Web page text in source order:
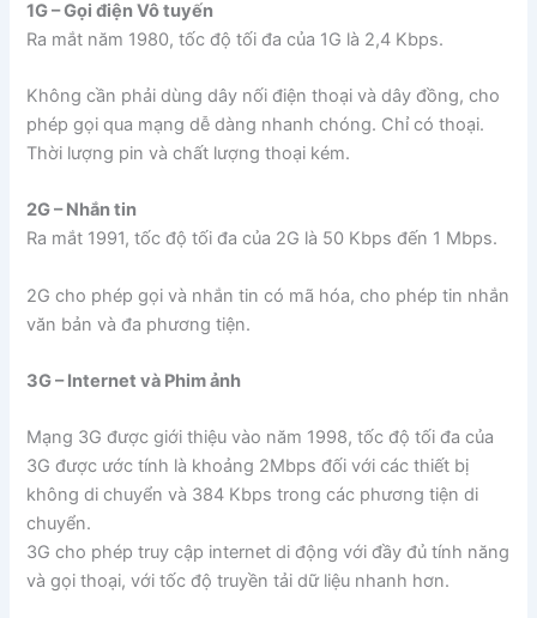
1G – Gọi điện Vô tuyến
Ra mắt năm 1980, tốc độ tối đa của 1G là 2,4 Kbps.
Không cần phải dùng dây nối điện thoại và dây đồng, cho
phép gọi qua mạng dễ dàng nhanh chóng. Chỉ có thoại.
Thời lượng pin và chất lượng thoại kém.
2G – Nhắn tin
Ra mắt 1991, tốc độ tối đa của 2G là 50 Kbps đến 1 Mbps.
2G cho phép gọi và nhắn tin có mã hóa, cho phép tin nhắn
văn bản và đa phương tiện.
3G – Internet và Phim ảnh
Mạng 3G được giới thiệu vào năm 1998, tốc độ tối đa của
3G được ước tính là khoảng 2Mbps đối với các thiết bị
không di chuyển và 384 Kbps trong các phương tiện di
chuyển.
3G cho phép truy cập internet di động với đầy đủ tính năng
và gọi thoại, với tốc độ truyền tải dữ liệu nhanh hơn.